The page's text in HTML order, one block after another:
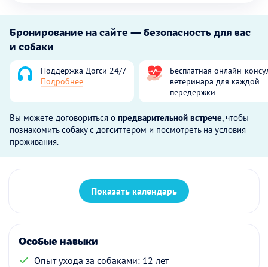
Бронирование на сайте — безопасность для вас
и собаки
Поддержка Догси 24/7
Подробнее
Бесплатная онлайн-
ветеринара для каждой
передержки
Вы можете договориться о предварительной встрече, чтобы
познакомить собаку с догситтером и посмотреть на условия
проживания.
Показать календарь
Особые навыки
Опыт ухода за собаками: 12 лет